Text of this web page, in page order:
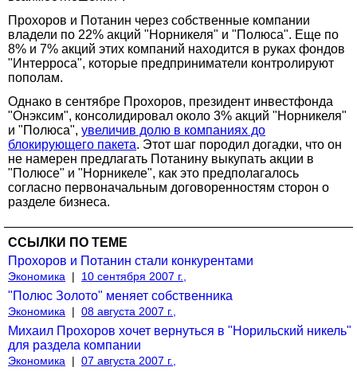
Прохоров и Потанин через собственные компании
владели по 22% акций "Норникеля" и "Полюса". Еще по
8% и 7% акций этих компаний находится в руках фондов
"Интерроса", которые предприниматели контролируют
пополам.
Однако в сентябре Прохоров, президент инвестфонда
"Онэксим", консолидировал около 3% акций "Норникеля"
и "Полюса", увеличив долю в компаниях до
блокирующего пакета. Этот шаг породил догадки, что он
не намерен предлагать Потанину выкупать акции в
"Полюсе" и "Норникеле", как это предполагалось
согласно первоначальным договоренностям сторон о
разделе бизнеса.
ССЫЛКИ ПО ТЕМЕ
Прохоров и Потанин стали конкурентами
Экономика | 10 сентября 2007 г.,
"Полюс Золото" меняет собственника
Экономика | 08 августа 2007 г.,
Михаил Прохоров хочет вернуться в "Норильский никель"
для раздела компании
Экономика | 07 августа 2007 г.,